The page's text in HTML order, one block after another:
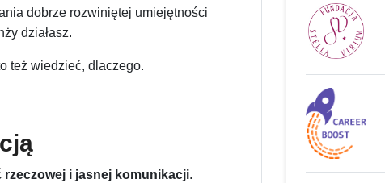
dobrze rozwiniętej umiejętności
działasz.
też wiedzieć, dlaczego.
rzeczowej i jasnej komunikacji.